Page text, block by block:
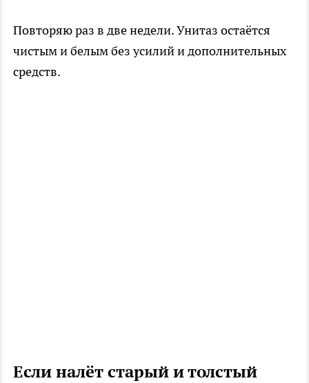
Повторяю раз в две недели. Унитаз остаётся
чистым и белым без усилий и дополнительных
средств.
Если налёт старый и толстый